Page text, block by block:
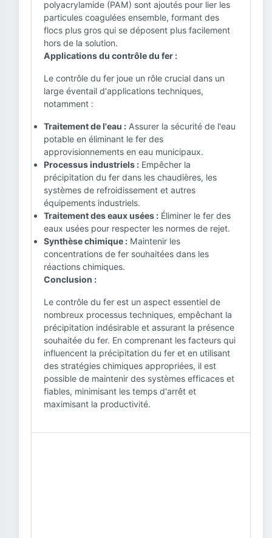
polyacrylamide (PAM) sont ajoutés pour lier les
particules coagulées ensemble, formant des
flocs plus gros qui se déposent plus facilement
hors de la solution.
Applications du contrôle du fer :
Le contrôle du fer joue un rôle crucial dans un
large éventail d'applications techniques,
notamment :
Traitement de l'eau : Assurer la sécurité de l'eau
potable en éliminant le fer des
approvisionnements en eau municipaux.
Processus industriels : Empêcher la
précipitation du fer dans les chaudières, les
systèmes de refroidissement et autres
équipements industriels.
Traitement des eaux usées : Éliminer le fer des
eaux usées pour respecter les normes de rejet.
Synthèse chimique : Maintenir les
concentrations de fer souhaitées dans les
réactions chimiques.
Conclusion :
Le contrôle du fer est un aspect essentiel de
nombreux processus techniques, empêchant la
précipitation indésirable et assurant la présence
souhaitée du fer. En comprenant les facteurs qui
influencent la précipitation du fer et en utilisant
des stratégies chimiques appropriées, il est
possible de maintenir des systèmes efficaces et
fiables, minimisant les temps d'arrêt et
maximisant la productivité.